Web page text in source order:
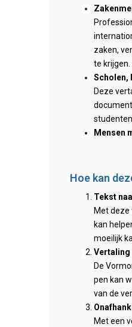
zaken,
te krijgen.
Scholen,
Deze
Mensen
Hoe kan
Tekst
Met deze
kan
moeilijk
Vertaling
De
pen kan
van de
Met een